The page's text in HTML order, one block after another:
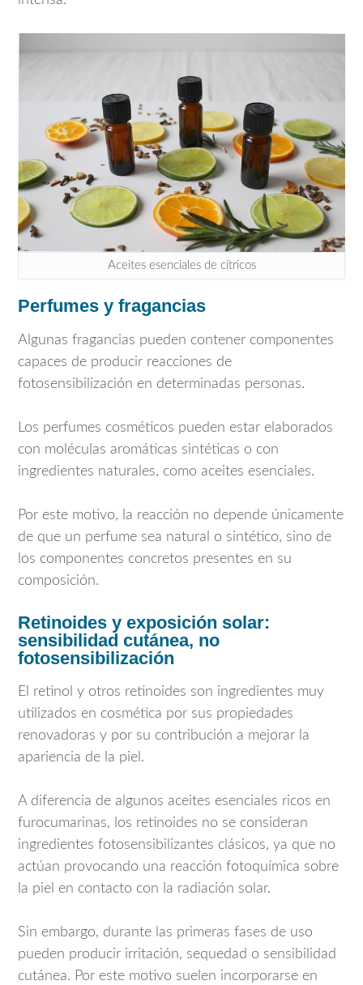
Aceites esenciales de cítricos
Perfumes y fragancias
Algunas fragancias pueden contener componentes
capaces de producir reacciones de
fotosensibilización en determinadas personas.
Los perfumes cosméticos pueden estar elaborados
con moléculas aromáticas sintéticas o con
ingredientes naturales, como aceites esenciales.
Por este motivo, la reacción no depende únicamente
de que un perfume sea natural o sintético, sino de
los componentes concretos presentes en su
composición.
Retinoides y exposición solar:
sensibilidad cutánea, no
fotosensibilización
El retinol y otros retinoides son ingredientes muy
utilizados en cosmética por sus propiedades
renovadoras y por su contribución a mejorar la
apariencia de la piel.
A diferencia de algunos aceites esenciales ricos en
furocumarinas, los retinoides no se consideran
ingredientes fotosensibilizantes clásicos, ya que no
actúan provocando una reacción fotoquímica sobre
la piel en contacto con la radiación solar.
Sin embargo, durante las primeras fases de uso
pueden producir irritación, sequedad o sensibilidad
cutánea. Por este motivo suelen incorporarse en